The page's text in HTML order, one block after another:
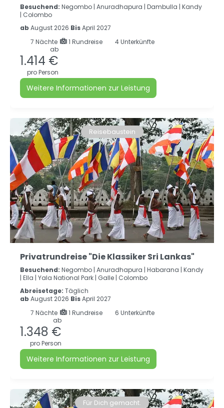
Besuchend: Negombo | Anuradhapura | Dambulla | Kandy
| Colombo
ab August 2026 BisApril 2027
7 Nächte 1 Rundreise
4 Unterkünfte
ab
1.414 €
pro Person
Weitere Informationen zur Leistung
Reisebaustein
Privatrundreise "Die Klassiker Sri Lankas"
Besuchend: Negombo | Anuradhapura | Habarana | Kandy
| Ella | Yala National Park | Galle | Colombo
Abreisetage: Täglich
ab August 2026 BisApril 2027
7 Nächte 1 Rundreise
6 Unterkünfte
ab
1.348 €
pro Person
Weitere Informationen zur Leistung
Für Dich gemacht.